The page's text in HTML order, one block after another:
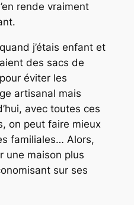
rende vraiment
j’étais enfant et
des sacs de
éviter les
artisanal mais
avec toutes ces
on peut faire mieux
familiales… Alors,
une maison plus
sur ses